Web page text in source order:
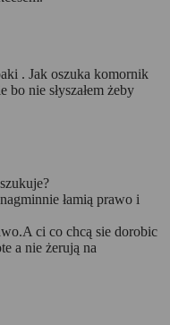
w dostosowaniu
i potrzeb danego
strony i utrzymania
w korzystanie z
umożliwiają łatwe
i analizy zasięgu
użytkowników
do poprawy jakości
strony.
internetowych pliki